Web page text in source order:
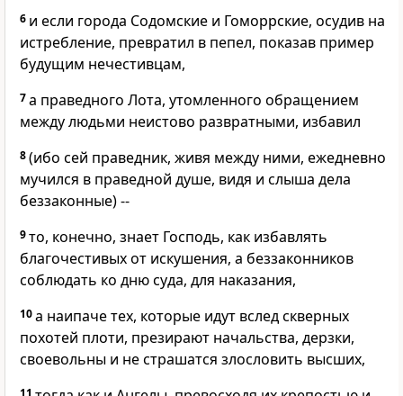
6 и если города Содомские и Гоморрские, осудив на
истребление, превратил в пепел, показав пример
будущим нечестивцам,
7а праведного Лота, утомленного обращением
между людьми неистово развратными, избавил
8(ибо сей праведник, живя между ними, ежедневно
мучился в праведной душе, видя и слыша дела
беззаконные) --
9то, конечно, знает Господь, как избавлять
благочестивых от искушения, а беззаконников
соблюдать ко дню суда, для наказания,
10а наипаче тех, которые идут вслед скверных
похотей плоти, презирают начальства, дерзки,
своевольны и не страшатся злословить высших,
11